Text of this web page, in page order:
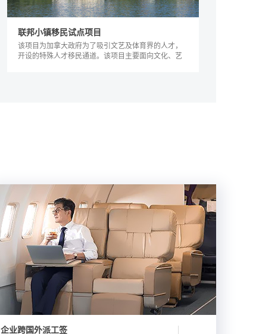
联邦小镇移民试点项目
该项目为加拿大政府为了吸引文艺及体育界的人才，
开设的特殊人才移民通道。该项目主要面向文化、艺
企业跨国外派工签